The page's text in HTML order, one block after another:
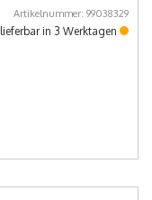
Artikelnummer: 99038329
lieferbar in 3 Werktagen